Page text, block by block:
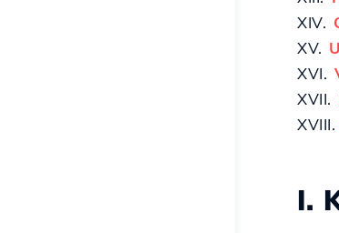
XIV.
XV.
XVI.
XVII.
I.